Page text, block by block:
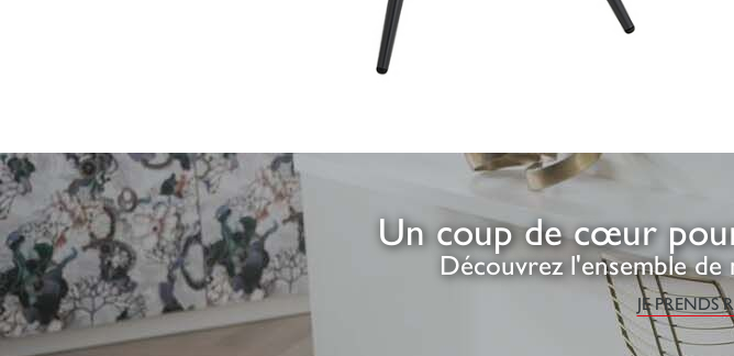
Un coup de cœur
Découvrez l'ensemble
JE PRENDS